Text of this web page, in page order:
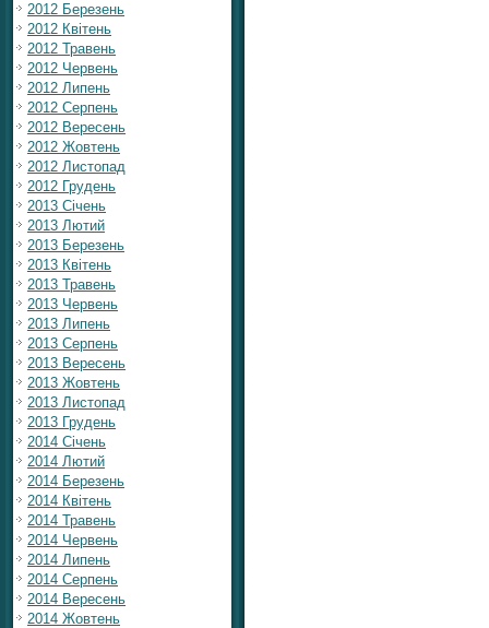
2012 Березень
2012 Квітень
2012 Травень
2012 Червень
2012 Липень
2012 Серпень
2012 Вересень
2012 Жовтень
2012 Листопад
2012 Грудень
2013 Січень
2013 Лютий
2013 Березень
2013 Квітень
2013 Травень
2013 Червень
2013 Липень
2013 Серпень
2013 Вересень
2013 Жовтень
2013 Листопад
2013 Грудень
2014 Січень
2014 Лютий
2014 Березень
2014 Квітень
2014 Травень
2014 Червень
2014 Липень
2014 Серпень
2014 Вересень
2014 Жовтень